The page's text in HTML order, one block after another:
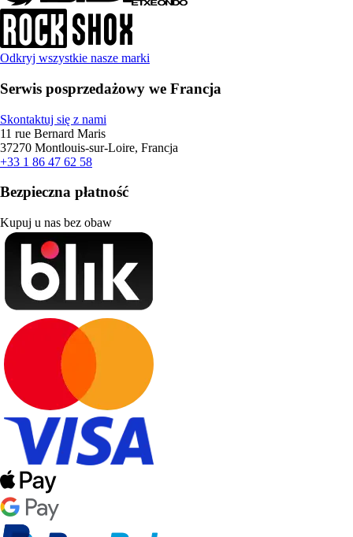
Odkryj wszystkie nasze marki
Serwis posprzedażowy we Francja
Skontaktuj się z nami
11 rue Bernard Maris
37270 Montlouis-sur-Loire, Francja
+33 1 86 47 62 58
Bezpieczna płatność
Kupuj u nas bez obaw